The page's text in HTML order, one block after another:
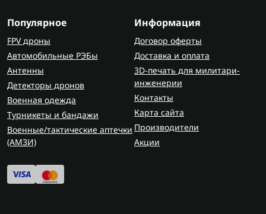
Популярное
FPV дроны
Автомобильные РЭБы
Антенны
Детекторы дронов
Военная одежда
Турникеты и бандажи
Военные/тактические аптечки
(AMЗИ)
Информация
Договор оферты
Доставка и оплата
3D-печать для милитари-
инженерии
Контакты
Карта сайта
Производители
Акции